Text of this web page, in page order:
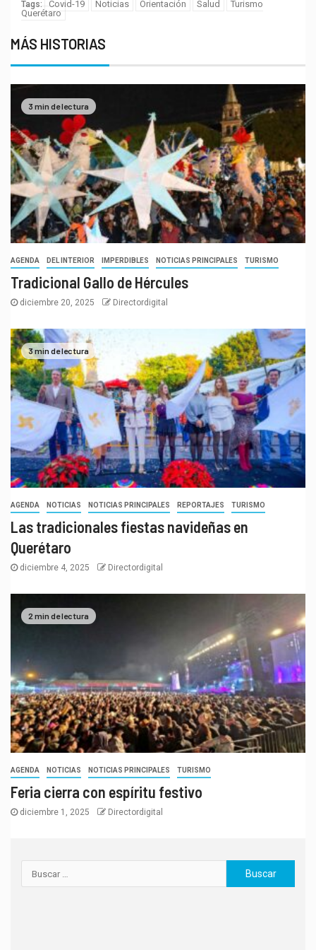
Tags: Covid-19 Noticias Orientación Salud
Turismo
Querétaro
MÁS HISTORIAS
3 min de lectura
AGENDA DEL INTERIOR IMPERDIBLES NOTICIAS PRINCIPALES TURISMO
Tradicional Gallo de Hércules
diciembre 20, 2025 Directordigital
3 min de lectura
AGENDA NOTICIAS NOTICIAS PRINCIPALES REPORTAJES TURISMO
Las tradicionales fiestas navideñas en
Querétaro
diciembre 4, 2025 Directordigital
2 min de lectura
AGENDA NOTICIAS NOTICIAS PRINCIPALES TURISMO
Feria cierra con espíritu festivo
diciembre 1, 2025 Directordigital